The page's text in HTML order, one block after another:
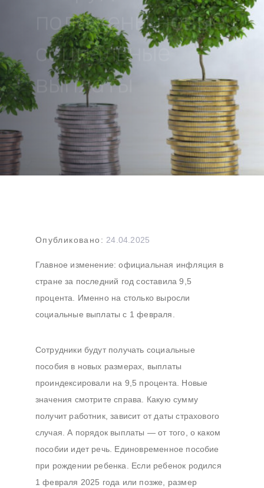
положены новые
социальные
выплаты
Опубликовано: 24.04.2025
Главное изменение: официальная инфляция в
стране за последний год составила 9,5
процента. Именно на столько выросли
социальные выплаты с 1 февраля.
Сотрудники будут получать социальные
пособия в новых размерах, выплаты
проиндексировали на 9,5 процента. Новые
значения смотрите справа. Какую сумму
получит работник, зависит от даты страхового
случая. А порядок выплаты — от того, о каком
пособии идет речь. Единовременное пособие
при рождении ребенка. Если ребенок родился
1 февраля 2025 года или позже, размер
по
записям